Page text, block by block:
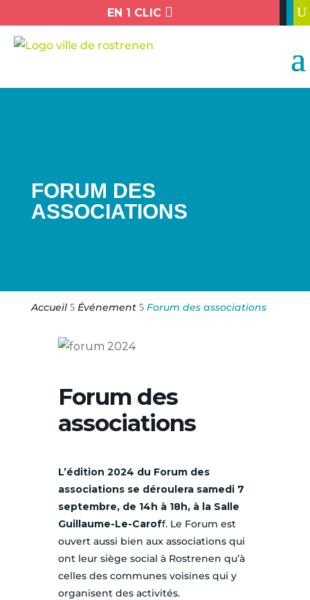
EN 1 CLIC  U
FORUM DES
ASSOCIATIONS
Accueil 5 Événement 5 Forum des associations
Forum des
associations
L’édition 2024 du Forum des
associations se déroulera samedi 7
septembre, de 14h à 18h, à la Salle
Guillaume-Le-Caroff. Le Forum est
ouvert aussi bien aux associations qui
ont leur siège social à Rostrenen qu’à
celles des communes voisines qui y
organisent des activités.